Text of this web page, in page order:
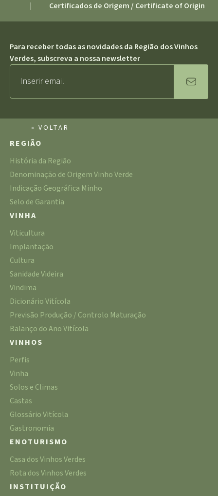
|
Certificados de Origem / Certificate of Origin
Para receber todas as novidades da Região dos Vinhos
Verdes, subscreva a nossa newsletter
« VOLTAR
REGIÃO
História da Região
Denominação de Origem Vinho Verde
Indicação Geográfica Minho
Selo de Garantia
VINHA
Viticultura
Implantação
Cultura
Sanidade Videira
Vindima
Dicionário Vitícola
Previsão Produção / Controlo Maturação
Balanço do Ano Vitícola
VINHOS
Perfis
Vinha
Solos e Climas
Castas
Glossário Vitícola
Gastronomia
ENOTURISMO
Casa dos Vinhos Verdes
Rota dos Vinhos Verdes
INSTITUIÇÃO